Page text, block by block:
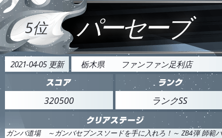
5位 パーセーブ
2021-04-05 更新 栃木県 ファンファン足利店
320500 ランクSS
ガンバ道場 ～ガンバセブンスソードを手に入れろ！～ ZB4弾 師範バ